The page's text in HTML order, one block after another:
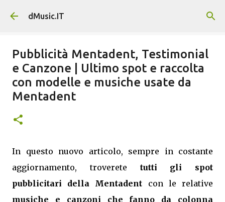
Passa ai contenuti principali
dMusic.IT
Pubblicità Mentadent, Testimonial
e Canzone | Ultimo spot e raccolta
con modelle e musiche usate da
Mentadent
In questo nuovo articolo, sempre in costante
aggiornamento, troverete tutti gli spot
pubblicitari della Mentadent con le relative
musiche e canzoni che fanno da colonna